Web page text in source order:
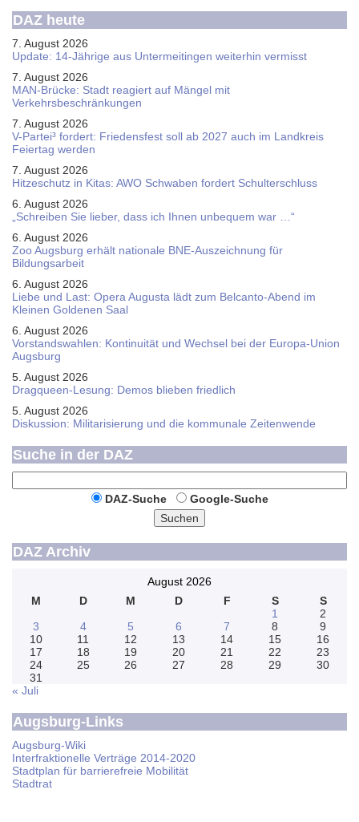
DAZ heute
7. August 2026
Update: 14-Jährige aus Untermeitingen weiterhin vermisst
7. August 2026
MAN-Brücke: Stadt reagiert auf Mängel mit
Verkehrsbeschränkungen
7. August 2026
V-Partei­³ fordert: Friedens­fest soll ab 2027 auch im Land­kreis
Feier­tag werden
7. August 2026
Hitzeschutz in Kitas: AWO Schwaben fordert Schulterschluss
6. August 2026
„Schreiben Sie lieber, dass ich Ihnen unbequem war …“
6. August 2026
Zoo Augsburg erhält nationale BNE-Auszeichnung für
Bildungsarbeit
6. August 2026
Liebe und Last: Opera Augusta lädt zum Belcanto-Abend im
Kleinen Goldenen Saal
6. August 2026
Vorstandswahlen: Kontinuität und Wechsel bei der Europa-Union
Augsburg
5. August 2026
Dragqueen-Lesung: Demos blieben friedlich
5. August 2026
Diskussion: Mi­li­ta­ri­sie­rung und die kommunale Zeitenwende
Suche in der DAZ
DAZ-Suche
Google-Suche
Suchen
DAZ Archiv
August 2026
M
D M D F S
S
1
2
3
4 5 6 7 8
9
10
11 12 13 14 15
16
17
18 19 20 21 22
23
24
25 26 27 28 29
30
31
« Juli
Augsburg-Links
Augsburg-Wiki
Interfraktionelle Verträge 2014-2020
Stadtplan für barrierefreie Mobilität
Stadtrat